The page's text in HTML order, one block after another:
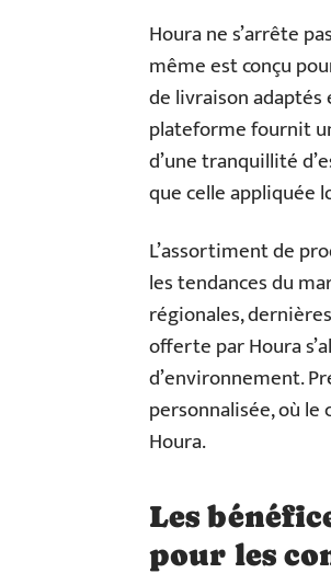
Houra ne s’arrête
même est conçu
de livraison adaptés
plateforme fournit
d’une tranquillité
que celle appliquée
L’assortiment de
les tendances du
régionales,
offerte par Houra
d’environnement.
personnalisée, où
Houra.
Les
pour les